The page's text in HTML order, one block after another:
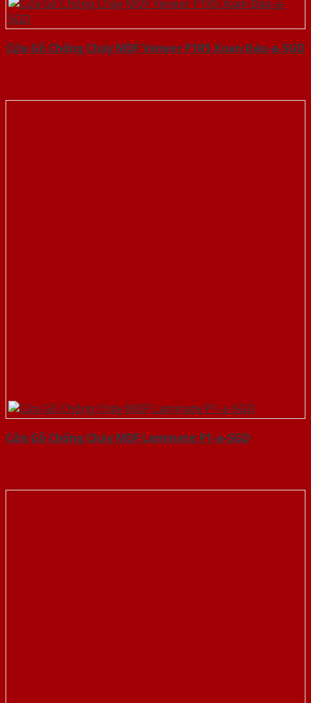
Cửa Gỗ Chống Cháy MDF Veneer P1R5 Xoan Đào-a-SGD
Cửa Gỗ Chống Cháy MDF Laminate P1-a-SGD